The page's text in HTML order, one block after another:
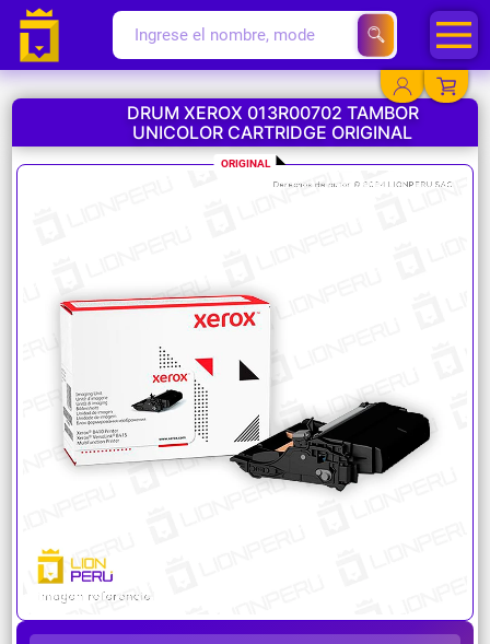
YA EXISTO
SOY NUEVO
¿Necesitas ayuda?
DRUM XEROX 013R00702 TAMBOR
UNICOLOR CARTRIDGE ORIGINAL
ORIGINAL